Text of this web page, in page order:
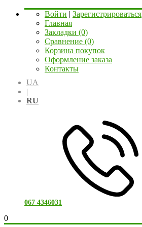
Войти | Зарегистрироваться
Главная
Закладки (0)
Сравнение (0)
Корзина покупок
Оформление заказа
Контакты
UA
|
RU
067 4346031
0